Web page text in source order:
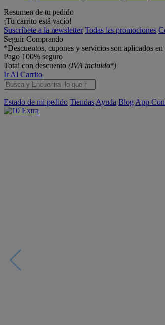
Resumen de tu pedido
¡Tu carrito está vacío!
Suscríbete a la newsletter Todas las promociones
Seguir Comprando
*Descuentos, cupones y servicios son aplicados
Pago 100% seguro
Total con descuento (IVA incluido*)
Ir Al Carrito
Estado de mi pedido Tiendas Ayuda Blog App